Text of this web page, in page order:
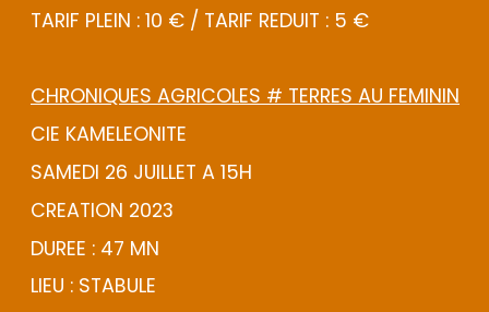
TARIF PLEIN : 10 € / TARIF REDUIT : 5 €
CHRONIQUES AGRICOLES # TERRES AU FEMININ
CIE KAMELEONITE
SAMEDI 26 JUILLET A 15H
CREATION 2023
DUREE : 47 MN
LIEU : STABULE